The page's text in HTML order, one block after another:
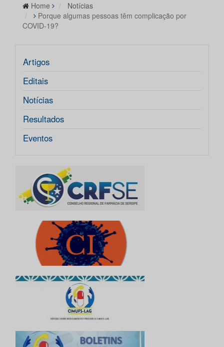
Home
Notícias
Porque algumas pessoas têm complicação por
COVID-19?
Artigos
Editais
Notícias
Resultados
Eventos